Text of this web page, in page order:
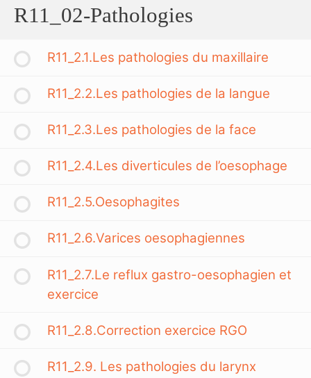
R11_02-Pathologies
R11_2.1.Les pathologies du maxillaire
R11_2.2.Les pathologies de la langue
R11_2.3.Les pathologies de la face
R11_2.4.Les diverticules de l’oesophage
R11_2.5.Oesophagites
R11_2.6.Varices oesophagiennes
R11_2.7.Le reflux gastro-oesophagien et
exercice
R11_2.8.Correction exercice RGO
R11_2.9. Les pathologies du larynx